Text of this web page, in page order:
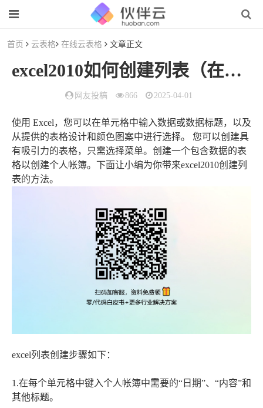
首页 云表格 在线云表格 文章正文
excel2010如何创建列表（在EXCEL2010中,怎样创建一个表格）
网友投稿 866 2025-04-01
使用 Excel，您可以在单元格中输入数据或数据标题，以及
从提供的表格设计和颜色图案中进行选择。 您可以创建具
有吸引力的表格，只需选择菜单。创建一个包含数据的表
格以创建个人帐簿。下面让小编为你带来excel2010创建列
表的方法。
excel列表创建步骤如下：
1.在每个单元格中键入个人帐簿中需要的“日期”、“内容”和
其他标题。